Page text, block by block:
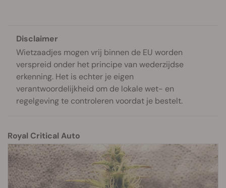
Disclaimer
Wietzaadjes mogen vrij binnen de EU worden
verspreid onder het principe van wederzijdse
erkenning. Het is echter je eigen
verantwoordelijkheid om de lokale wet- en
regelgeving te controleren voordat je bestelt.
Royal Critical Auto